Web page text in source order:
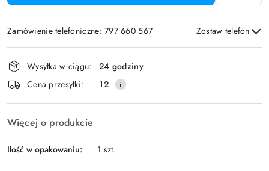
Zamówienie telefoniczne: 797 660 567 Zostaw telefon
Wyślij
Dostępność
i
dostawa
Wysyłka w ciągu:
24 godziny
Cena przesyłki:
12
Więcej o produkcie
Ilość w opakowaniu: 1 szt.